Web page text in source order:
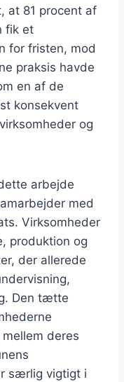
at 81 procent af
fik et
for fristen, mod
praksis havde
en af de
konsekvent
og
arbejde
med
Virksomheder
produktion og
der allerede
Den tætte
deres
særlig vigtigt i